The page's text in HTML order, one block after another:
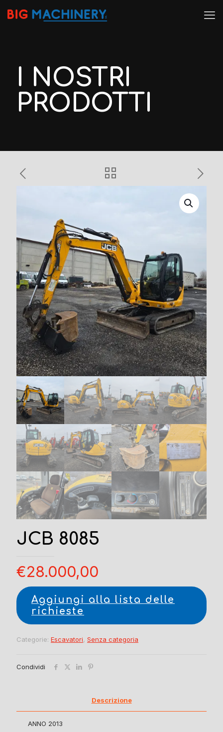
I NOSTRI
PRODOTTI
JCB 8085
€28.000,00
Aggiungi alla lista delle
richieste
Categorie: Escavatori, Senza categoria
Condividi
Descrizione
ANNO 2013